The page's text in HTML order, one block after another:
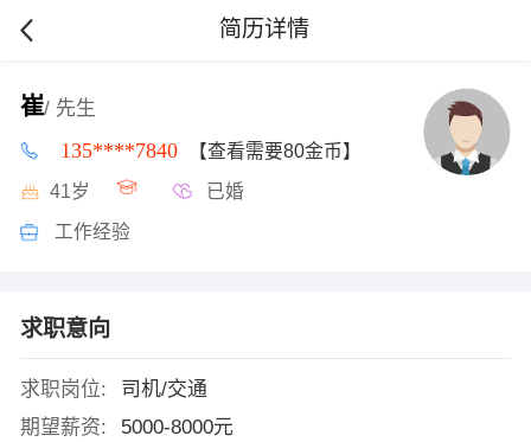
简历详情
崔/ 先生
135****7840 【查看需要80金币】
41岁 已婚
工作经验
求职意向
求职岗位:
司机/交通
期望薪资:
5000-8000元